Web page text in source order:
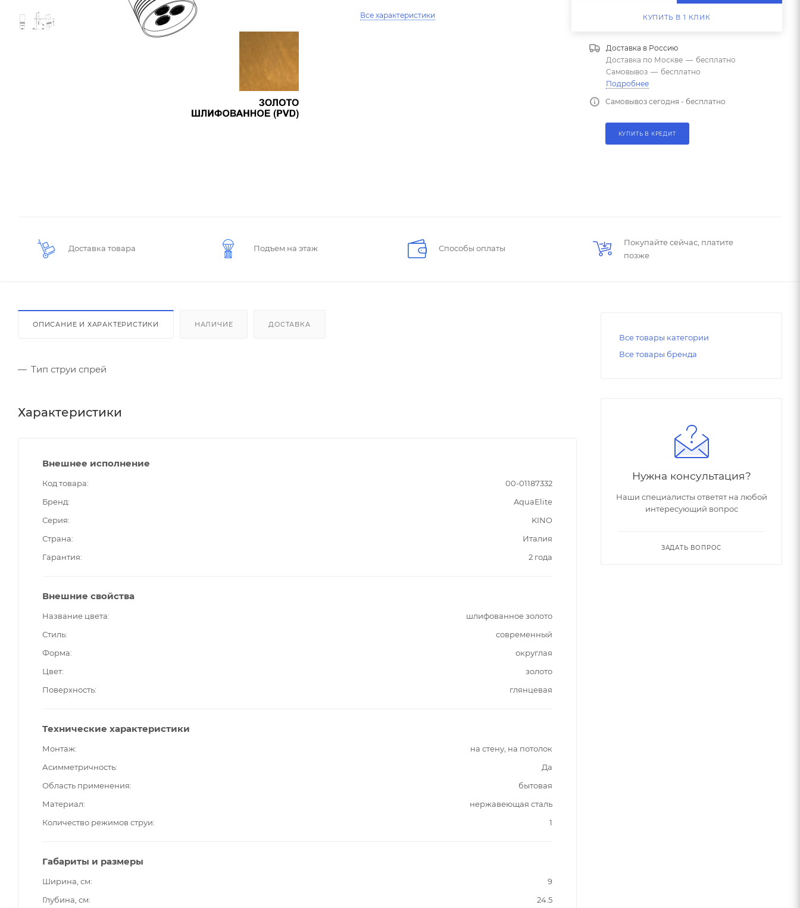
Все характеристики КУПИТЬ В 1 КЛИК
Доставка в Россию
Доставка по Москве — бесплатно
Самовывоз — бесплатно
Подробнее
Самовывоз сегодня - бесплатно
КУПИТЬ В КРЕДИТ
Доставка товара Подъем на этаж Способы оплаты
Покупайте сейчас, платите
позже
ОПИСАНИЕ И ХАРАКТЕРИСТИКИ НАЛИЧИЕ ДОСТАВКА
Тип струи спрей
Характеристики
Внешнее исполнение
Код товара
00-01187332
Бренд
AquaElite
Серия
KINO
Страна
Италия
Гарантия
2 года
Внешние свойства
Название цвета
шлифованное золото
Стиль
современный
Форма
округлая
Цвет
золото
Поверхность
глянцевая
Технические характеристики
Монтаж
на стену, на потолок
Асимметричность
Да
Область применения
бытовая
Материал
нержавеющая сталь
Количество режимов струи
1
Габариты и размеры
Ширина, см
9
Глубина, см
24.5
Все товары категории
Все товары бренда
Нужна консультация?
Наши специалисты ответят на любой
интересующий вопрос
ЗАДАТЬ ВОПРОС